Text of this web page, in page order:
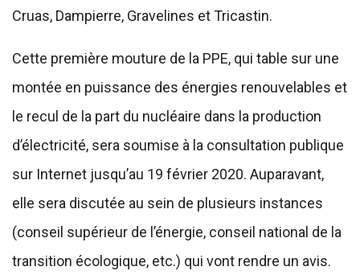
Cruas, Dampierre, Gravelines et Tricastin.
Cette première mouture de la PPE, qui table sur une
montée en puissance des énergies renouvelables et
le recul de la part du nucléaire dans la production
d’électricité, sera soumise à la consultation publique
sur Internet jusqu’au 19 février 2020. Auparavant,
elle sera discutée au sein de plusieurs instances
(conseil supérieur de l’énergie, conseil national de la
transition écologique, etc.) qui vont rendre un avis.